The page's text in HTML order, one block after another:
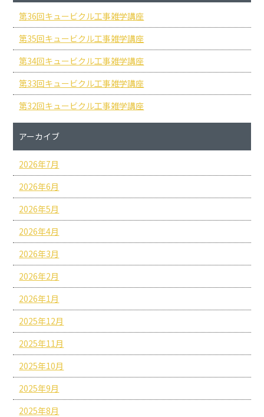
第36回キュービクル工事雑学講座
第35回キュービクル工事雑学講座
第34回キュービクル工事雑学講座
第33回キュービクル工事雑学講座
第32回キュービクル工事雑学講座
アーカイブ
2026年7月
2026年6月
2026年5月
2026年4月
2026年3月
2026年2月
2026年1月
2025年12月
2025年11月
2025年10月
2025年9月
2025年8月